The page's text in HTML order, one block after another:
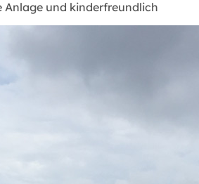
Anlage und kinderfreundlich